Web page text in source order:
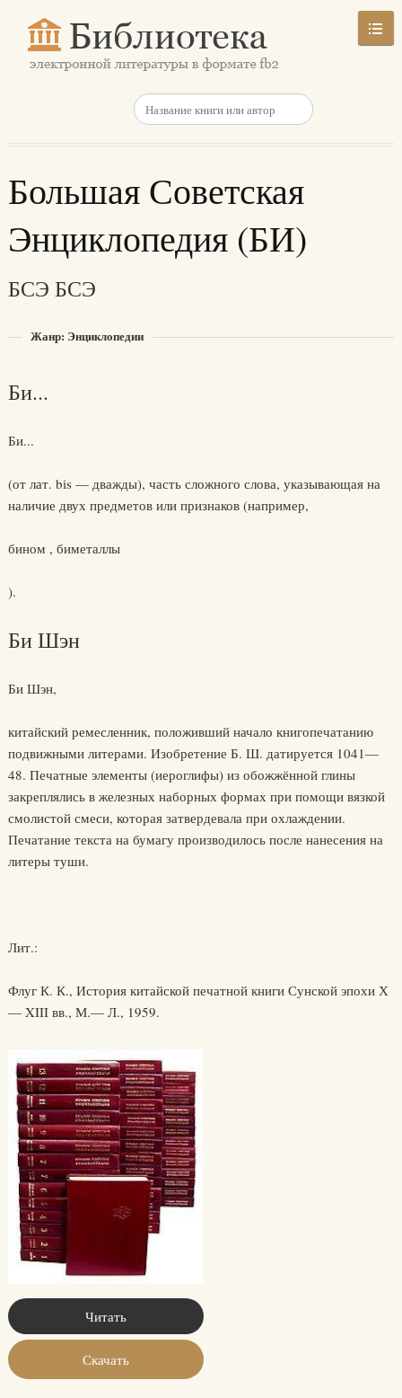
Большая Советская
Энциклопедия (БИ)
БСЭ БСЭ
Жанр: Энциклопедии
Би...
Би...
(от лат. bis — дважды), часть сложного слова, указывающая на
наличие двух предметов или признаков (например,
бином , биметаллы
).
Би Шэн
Би Шэн,
китайский ремесленник, положивший начало книгопечатанию
подвижными литерами. Изобретение Б. Ш. датируется 1041—
48. Печатные элементы (иероглифы) из обожжённой глины
закреплялись в железных наборных формах при помощи вязкой
смолистой смеси, которая затвердевала при охлаждении.
Печатание текста на бумагу производилось после нанесения на
литеры туши.
Лит.:
Флуг К. К., История китайской печатной книги Сунской эпохи Х
— XIII вв., М.— Л., 1959.
Читать
Скачать